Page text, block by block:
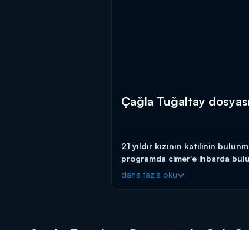
Çağla Tuğaltay
21 yıldır kızının katilinin
programda cimer'e ihbarda
daha fazla oku